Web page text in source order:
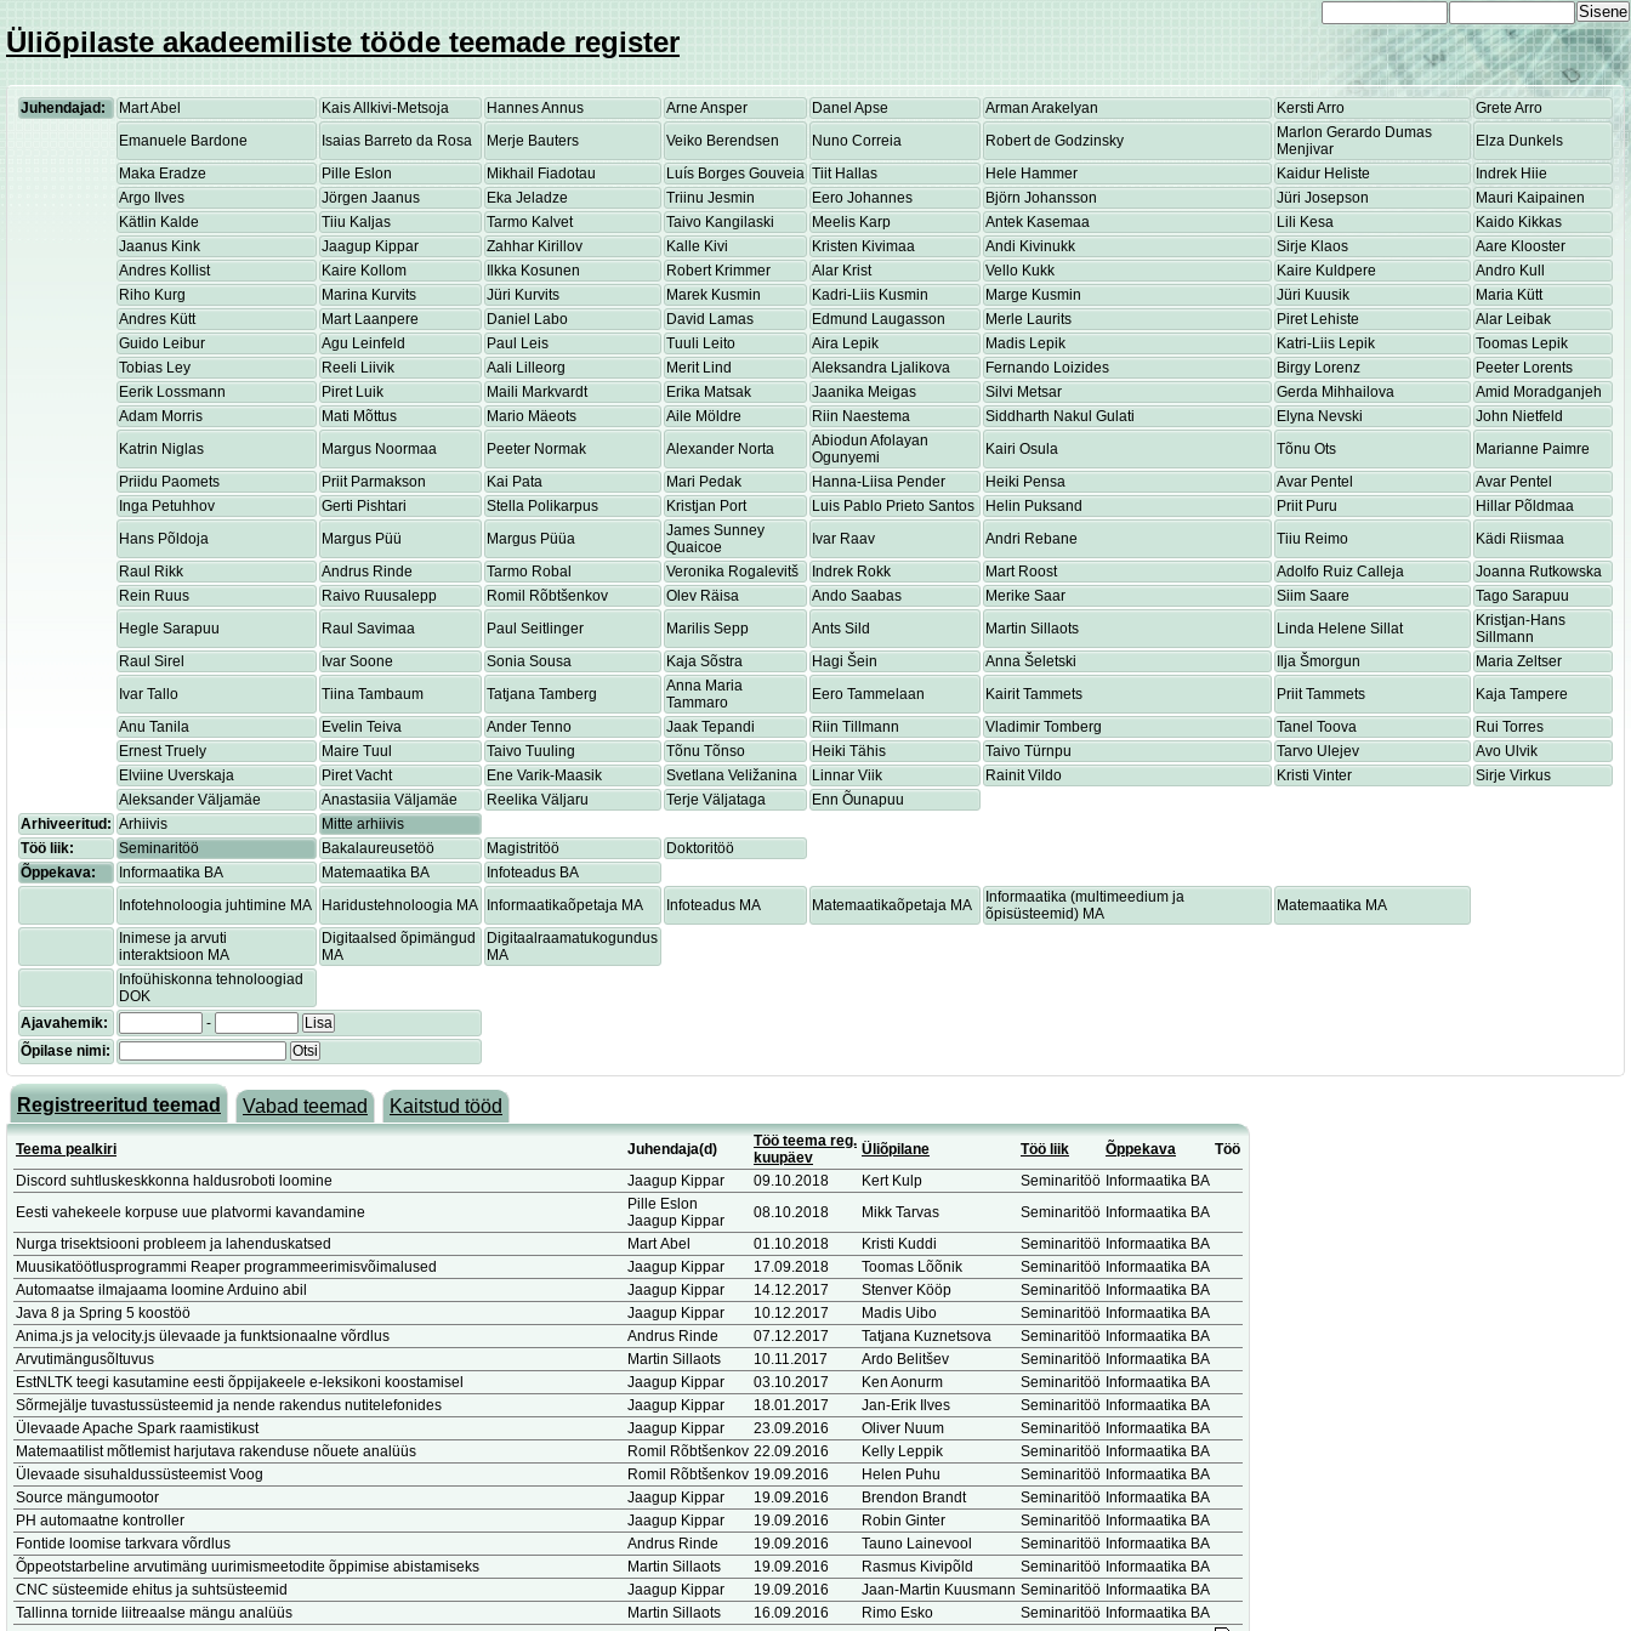
Üliõpilaste akadeemiliste tööde teemade register
Juhendajad: Mart Abel Kais Allkivi-Metsoja Hannes Annus Arne Ansper Danel Apse Arman Arakelyan Kersti Arro
Grete Arro
Emanuele Bardone
Isaias Barreto da Rosa Merje Bauters Veiko Berendsen Nuno Correia Robert de Godzinsky
Marlon Gerardo Dumas
Menjivar
Elza Dunkels
Maka Eradze
Pille Eslon Mikhail Fiadotau Luís Borges Gouveia Tiit Hallas Hele Hammer Kaidur Heliste
Indrek Hiie
Argo Ilves
Jörgen Jaanus Eka Jeladze Triinu Jesmin Eero Johannes Björn Johansson Jüri Josepson
Mauri Kaipainen
Kätlin Kalde
Tiiu Kaljas Tarmo Kalvet Taivo Kangilaski Meelis Karp Antek Kasemaa Lili Kesa
Kaido Kikkas
Jaanus Kink
Jaagup Kippar Zahhar Kirillov Kalle Kivi Kristen Kivimaa Andi Kivinukk Sirje Klaos
Aare Klooster
Andres Kollist
Kaire Kollom Ilkka Kosunen Robert Krimmer Alar Krist Vello Kukk Kaire Kuldpere
Andro Kull
Riho Kurg
Marina Kurvits Jüri Kurvits Marek Kusmin Kadri-Liis Kusmin Marge Kusmin Jüri Kuusik
Maria Kütt
Andres Kütt
Mart Laanpere Daniel Labo David Lamas Edmund Laugasson Merle Laurits Piret Lehiste
Alar Leibak
Guido Leibur
Agu Leinfeld Paul Leis Tuuli Leito Aira Lepik Madis Lepik Katri-Liis Lepik
Toomas Lepik
Tobias Ley
Reeli Liivik Aali Lilleorg Merit Lind Aleksandra Ljalikova Fernando Loizides Birgy Lorenz
Peeter Lorents
Eerik Lossmann
Piret Luik Maili Markvardt Erika Matsak Jaanika Meigas Silvi Metsar Gerda Mihhailova
Amid Moradganjeh
Adam Morris
Mati Mõttus Mario Mäeots Aile Möldre Riin Naestema Siddharth Nakul Gulati Elyna Nevski
John Nietfeld
Katrin Niglas
Margus Noormaa Peeter Normak Alexander Norta
Abiodun Afolayan
Ogunyemi
Kairi Osula Tõnu Ots
Marianne Paimre
Priidu Paomets
Priit Parmakson Kai Pata Mari Pedak Hanna-Liisa Pender Heiki Pensa Avar Pentel
Avar Pentel
Inga Petuhhov
Gerti Pishtari Stella Polikarpus Kristjan Port Luis Pablo Prieto Santos Helin Puksand Priit Puru
Hillar Põldmaa
Hans Põldoja
Margus Püü Margus Püüa
James Sunney
Quaicoe
Ivar Raav Andri Rebane Tiiu Reimo
Kädi Riismaa
Raul Rikk
Andrus Rinde Tarmo Robal Veronika Rogalevitš Indrek Rokk Mart Roost Adolfo Ruiz Calleja
Joanna Rutkowska
Rein Ruus
Raivo Ruusalepp Romil Rõbtšenkov Olev Räisa Ando Saabas Merike Saar Siim Saare
Tago Sarapuu
Hegle Sarapuu
Raul Savimaa Paul Seitlinger Marilis Sepp Ants Sild Martin Sillaots Linda Helene Sillat
Kristjan-Hans
Sillmann
Raul Sirel
Ivar Soone Sonia Sousa Kaja Sõstra Hagi Šein Anna Šeletski Ilja Šmorgun
Maria Zeltser
Ivar Tallo
Tiina Tambaum Tatjana Tamberg
Anna Maria
Tammaro
Eero Tammelaan Kairit Tammets Priit Tammets
Kaja Tampere
Anu Tanila
Evelin Teiva Ander Tenno Jaak Tepandi Riin Tillmann Vladimir Tomberg Tanel Toova
Rui Torres
Ernest Truely
Maire Tuul Taivo Tuuling Tõnu Tõnso Heiki Tähis Taivo Türnpu Tarvo Ulejev
Avo Ulvik
Elviine Uverskaja
Piret Vacht Ene Varik-Maasik Svetlana Veližanina Linnar Viik Rainit Vildo Kristi Vinter
Sirje Virkus
Aleksander Väljamäe
Anastasiia Väljamäe Reelika Väljaru Terje Väljataga
Enn Õunapuu
Arhiveeritud: Arhiivis
Mitte arhiivis
Töö liik:
Seminaritöö Bakalaureusetöö Magistritöö
Doktoritöö
Õppekava:
Informaatika BA Matemaatika BA
Infoteadus BA
Infotehnoloogia juhtimine MA
Haridustehnoloogia MA Informaatikaõpetaja MA Infoteadus MA Matemaatikaõpetaja MA
Informaatika (multimeedium ja
õpisüsteemid) MA
Matemaatika MA
Inimese ja arvuti
interaktsioon MA
Digitaalsed õpimängud
MA
Digitaalraamatukogundus
MA
Infoühiskonna tehnoloogiad
DOK
Ajavahemik:
-
Lisa
Õpilase nimi:
Otsi
Registreeritud teemad Vabad teemad Kaitstud tööd
Teema pealkiri Juhendaja(d)
Töö teema reg.
kuupäev
Üliõpilane Töö liik Õppekava
Töö
Discord suhtluskeskkonna haldusroboti loomine
Jaagup Kippar 09.10.2018 Kert Kulp Seminaritöö Informaatika BA
Eesti vahekeele korpuse uue platvormi kavandamine
Pille Eslon
Jaagup Kippar
08.10.2018 Mikk Tarvas Seminaritöö Informaatika BA
Nurga trisektsiooni probleem ja lahenduskatsed
Mart Abel 01.10.2018 Kristi Kuddi Seminaritöö Informaatika BA
Muusikatöötlusprogrammi Reaper programmeerimisvõimalused
Jaagup Kippar 17.09.2018 Toomas Lõõnik Seminaritöö Informaatika BA
Automaatse ilmajaama loomine Arduino abil
Jaagup Kippar 14.12.2017 Stenver Kööp Seminaritöö Informaatika BA
Java 8 ja Spring 5 koostöö
Jaagup Kippar 10.12.2017 Madis Uibo Seminaritöö Informaatika BA
Anima.js ja velocity.js ülevaade ja funktsionaalne võrdlus
Andrus Rinde 07.12.2017 Tatjana Kuznetsova Seminaritöö Informaatika BA
Arvutimängusõltuvus
Martin Sillaots 10.11.2017 Ardo Belitšev Seminaritöö Informaatika BA
EstNLTK teegi kasutamine eesti õppijakeele e-leksikoni koostamisel
Jaagup Kippar 03.10.2017 Ken Aonurm Seminaritöö Informaatika BA
Sõrmejälje tuvastussüsteemid ja nende rakendus nutitelefonides
Jaagup Kippar 18.01.2017 Jan-Erik Ilves Seminaritöö Informaatika BA
Ülevaade Apache Spark raamistikust
Jaagup Kippar 23.09.2016 Oliver Nuum Seminaritöö Informaatika BA
Matemaatilist mõtlemist harjutava rakenduse nõuete analüüs
Romil Rõbtšenkov 22.09.2016 Kelly Leppik Seminaritöö Informaatika BA
Ülevaade sisuhaldussüsteemist Voog
Romil Rõbtšenkov 19.09.2016 Helen Puhu Seminaritöö Informaatika BA
Source mängumootor
Jaagup Kippar 19.09.2016 Brendon Brandt Seminaritöö Informaatika BA
PH automaatne kontroller
Jaagup Kippar 19.09.2016 Robin Ginter Seminaritöö Informaatika BA
Fontide loomise tarkvara võrdlus
Andrus Rinde 19.09.2016 Tauno Lainevool Seminaritöö Informaatika BA
Õppeotstarbeline arvutimäng uurimismeetodite õppimise abistamiseks
Martin Sillaots 19.09.2016 Rasmus Kivipõld Seminaritöö Informaatika BA
CNC süsteemide ehitus ja suhtsüsteemid
Jaagup Kippar 19.09.2016 Jaan-Martin Kuusmann Seminaritöö Informaatika BA
Tallinna tornide liitreaalse mängu analüüs
Martin Sillaots 16.09.2016 Rimo Esko Seminaritöö Informaatika BA